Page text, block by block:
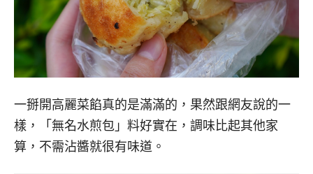
一掰開高麗菜餡真的是滿滿的，果然跟網友說的一
樣，「無名水煎包」料好實在，調味比起其他家
算，不需沾醬就很有味道。